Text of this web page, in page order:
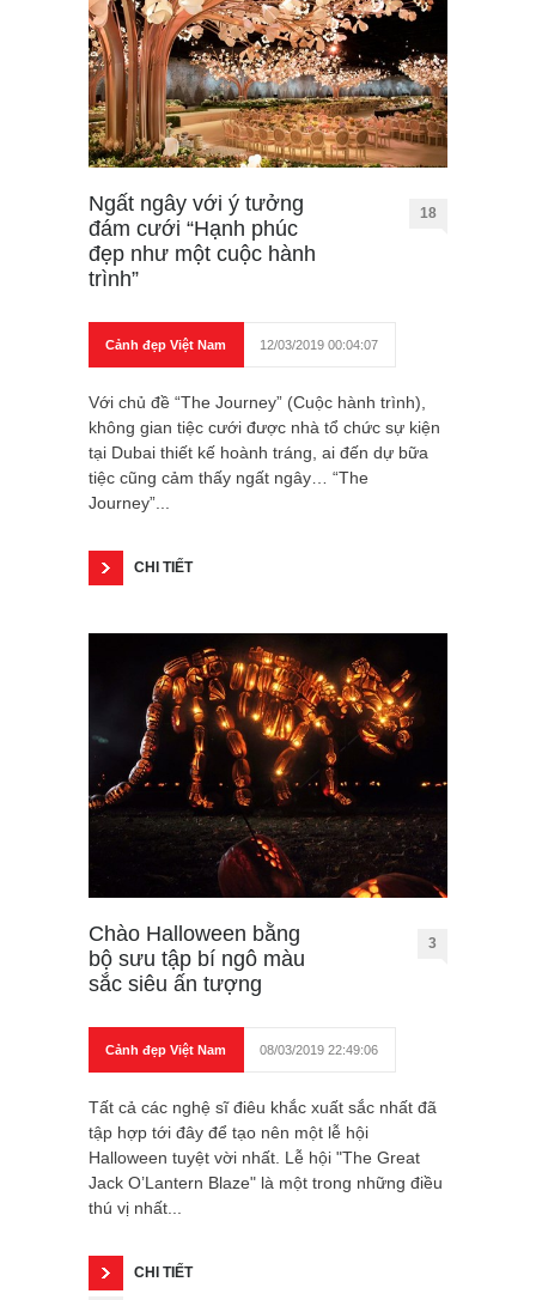
Ngất ngây với ý tưởng
đám cưới “Hạnh phúc
đẹp như một cuộc hành
trình”
18
Cảnh đẹp Việt Nam 12/03/2019 00:04:07
Với chủ đề “The Journey” (Cuộc hành trình),
không gian tiệc cưới được nhà tổ chức sự kiện
tại Dubai thiết kế hoành tráng, ai đến dự bữa
tiệc cũng cảm thấy ngất ngây… “The
Journey”...
CHI TIẾT
Chào Halloween bằng
bộ sưu tập bí ngô màu
sắc siêu ấn tượng
3
Cảnh đẹp Việt Nam 08/03/2019 22:49:06
Tất cả các nghệ sĩ điêu khắc xuất sắc nhất đã
tập hợp tới đây để tạo nên một lễ hội
Halloween tuyệt vời nhất. Lễ hội "The Great
Jack O’Lantern Blaze" là một trong những điều
thú vị nhất...
CHI TIẾT